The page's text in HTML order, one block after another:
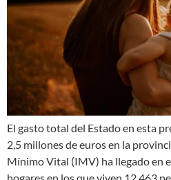
El gasto total del Estado en esta
2,5 millones de euros en la
Mínimo Vital (IMV) ha llegado en